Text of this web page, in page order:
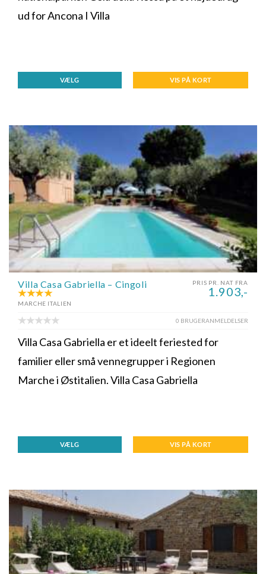
ud for Ancona I Villa
VÆLG VIS PÅ KORT
PRIS PR. NAT FRA
1.903,-
Villa Casa Gabriella – Cingoli
MARCHE ITALIEN
0 BRUGERANMELDELSER
Villa Casa Gabriella er et ideelt feriested for
familier eller små vennegrupper i Regionen
Marche i Østitalien. Villa Casa Gabriella
VÆLG VIS PÅ KORT